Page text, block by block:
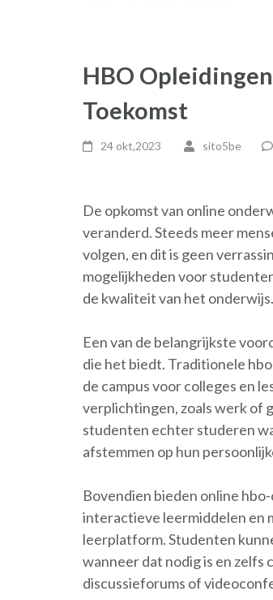
HBO
Toekomst
24 okt,2023 sito5be
De opkomst van online
veranderd. Steeds meer
volgen, en dit is geen
mogelijkheden voor
de kwaliteit van het onderwijs.
Een van de belangrijkste
die het biedt. Traditionele
de campus voor colleges en
verplichtingen, zoals werk of
studenten echter studeren
afstemmen op hun
Bovendien bieden online
interactieve leermiddelen en
leerplatform. Studenten
wanneer dat nodig is en
discussieforums of